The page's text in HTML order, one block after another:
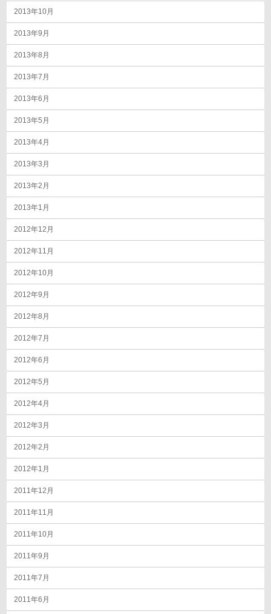
2013年10月
2013年9月
2013年8月
2013年7月
2013年6月
2013年5月
2013年4月
2013年3月
2013年2月
2013年1月
2012年12月
2012年11月
2012年10月
2012年9月
2012年8月
2012年7月
2012年6月
2012年5月
2012年4月
2012年3月
2012年2月
2012年1月
2011年12月
2011年11月
2011年10月
2011年9月
2011年7月
2011年6月